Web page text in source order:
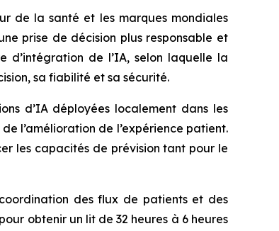
de la santé et les marques mondiales
prise de décision plus responsable et
d’intégration de l’IA, selon laquelle la
sa fiabilité et sa sécurité.
d’IA déployées localement dans les
l’amélioration de l’expérience patient.
les capacités de prévision tant pour le
des flux de patients et des
obtenir un lit de 32 heures à 6 heures